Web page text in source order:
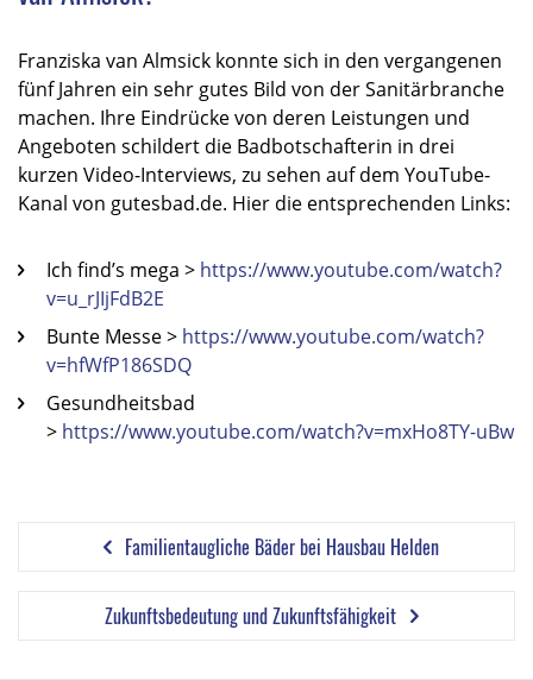
Franziska van Almsick konnte sich in den vergangenen
fünf Jahren ein sehr gutes Bild von der Sanitärbranche
machen. Ihre Eindrücke von deren Leistungen und
Angeboten schildert die Badbotschafterin in drei
kurzen Video-Interviews, zu sehen auf dem YouTube-
Kanal von gutesbad.de. Hier die entsprechenden Links:
Ich find’s mega > https://www.youtube.com/watch?
v=u_rJIjFdB2E
Bunte Messe > https://www.youtube.com/watch?
v=hfWfP186SDQ
Gesundheitsbad
> https://www.youtube.com/watch?v=mxHo8TY-uBw
Familientaugliche Bäder bei Hausbau Helden
Zukunftsbedeutung und Zukunftsfähigkeit